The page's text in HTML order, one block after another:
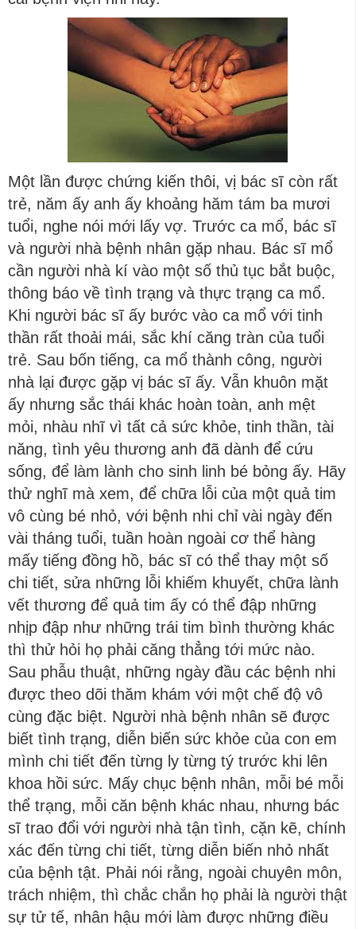
Một lần được chứng kiến thôi, vị bác sĩ còn rất
trẻ, năm ấy anh ấy khoảng hăm tám ba mươi
tuổi, nghe nói mới lấy vợ. Trước ca mổ, bác sĩ
và người nhà bệnh nhân gặp nhau. Bác sĩ mổ
cần người nhà kí vào một số thủ tục bắt buộc,
thông báo về tình trạng và thực trạng ca mổ.
Khi người bác sĩ ấy bước vào ca mổ với tinh
thần rất thoải mái, sắc khí căng tràn của tuổi
trẻ. Sau bốn tiếng, ca mổ thành công, người
nhà lại được gặp vị bác sĩ ấy. Vẫn khuôn mặt
ấy nhưng sắc thái khác hoàn toàn, anh mệt
mỏi, nhàu nhĩ vì tất cả sức khỏe, tinh thần, tài
năng, tình yêu thương anh đã dành để cứu
sống, để làm lành cho sinh linh bé bỏng ấy. Hãy
thử nghĩ mà xem, để chữa lỗi của một quả tim
vô cùng bé nhỏ, với bệnh nhi chỉ vài ngày đến
vài tháng tuổi, tuần hoàn ngoài cơ thể hàng
mấy tiếng đồng hồ, bác sĩ có thể thay một số
chi tiết, sửa những lỗi khiếm khuyết, chữa lành
vết thương để quả tim ấy có thể đập những
nhịp đập như những trái tim bình thường khác
thì thử hỏi họ phải căng thẳng tới mức nào.
Sau phẫu thuật, những ngày đầu các bệnh nhi
được theo dõi thăm khám với một chế độ vô
cùng đặc biệt. Người nhà bệnh nhân sẽ được
biết tình trạng, diễn biến sức khỏe của con em
mình chi tiết đến từng ly từng tý trước khi lên
khoa hồi sức. Mấy chục bệnh nhân, mỗi bé mỗi
thể trạng, mỗi căn bệnh khác nhau, nhưng bác
sĩ trao đổi với người nhà tận tình, cặn kẽ, chính
xác đến từng chi tiết, từng diễn biến nhỏ nhất
của bệnh tật. Phải nói rằng, ngoài chuyên môn,
trách nhiệm, thì chắc chắn họ phải là người thật
sự tử tế, nhân hậu mới làm được những điều